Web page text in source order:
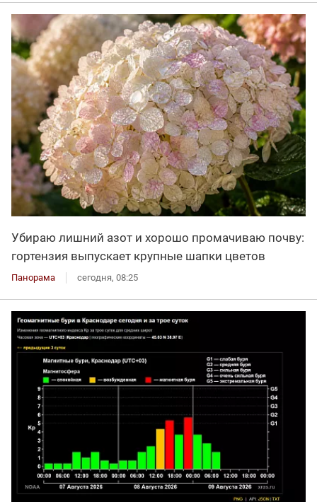
Убираю лишний азот и хорошо промачиваю почву:
гортензия выпускает крупные шапки цветов
Панорама сегодня, 08:25